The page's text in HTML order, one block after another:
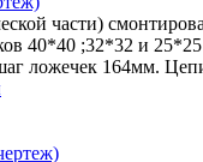
части)
40*40 ;32*32 и
ложечек 164мм.